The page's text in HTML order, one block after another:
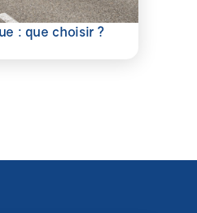
: que choisir ?